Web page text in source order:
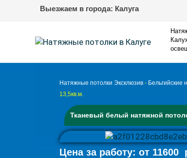
Выезжаем в города: Калуга
Натяжные потолки Эксклюзив - Бельгийские
13,5кв.м.
Тканевый белый натяжной
Цена за работу: от 11600